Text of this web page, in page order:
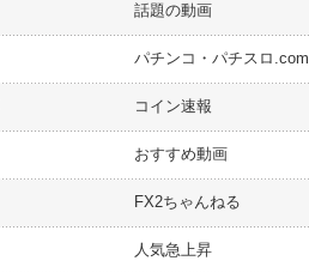
話題の動画
パチンコ・パチスロ.com
コイン速報
おすすめ動画
FX2ちゃんねる
人気急上昇